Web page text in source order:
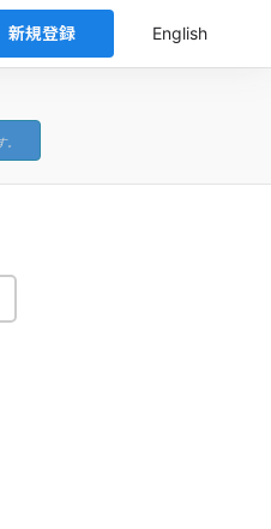
新規登録 English